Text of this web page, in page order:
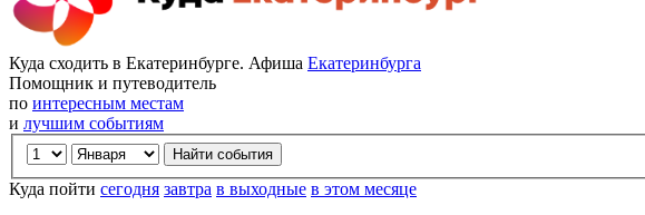
Куда сходить в Екатеринбурге. Афиша Екатеринбурга
Помощник и путеводитель
по интересным местам
и лучшим событиям
Куда пойти сегодня завтра в выходные в этом месяце